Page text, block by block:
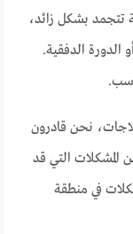
تتجمد بشكل زائد،
الدفقية.
نحن قادرون
المشكلات التي قد
في منطقة